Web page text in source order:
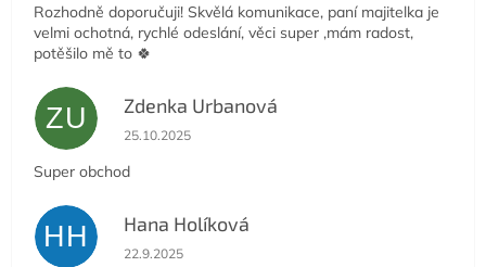
Rozhodně doporučuji! Skvělá komunikace, paní majitelka je
velmi ochotná, rychlé odeslání, věci super ,mám radost,
potěšilo mě to 🍀
ZU Zdenka Urbanová
Hodnocení obchodu je 5 z 5 hvězdiček.
25.10.2025
Super obchod
HH Hana Holíková
Hodnocení obchodu je 5 z 5 hvězdiček.
22.9.2025